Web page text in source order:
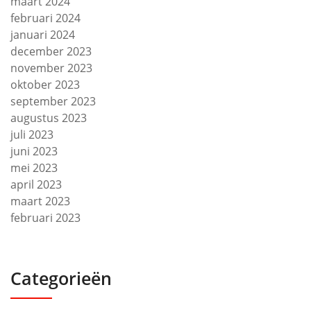
februari 2024
januari 2024
december 2023
november 2023
oktober 2023
september 2023
augustus 2023
juli 2023
juni 2023
mei 2023
april 2023
maart 2023
februari 2023
Categorieën